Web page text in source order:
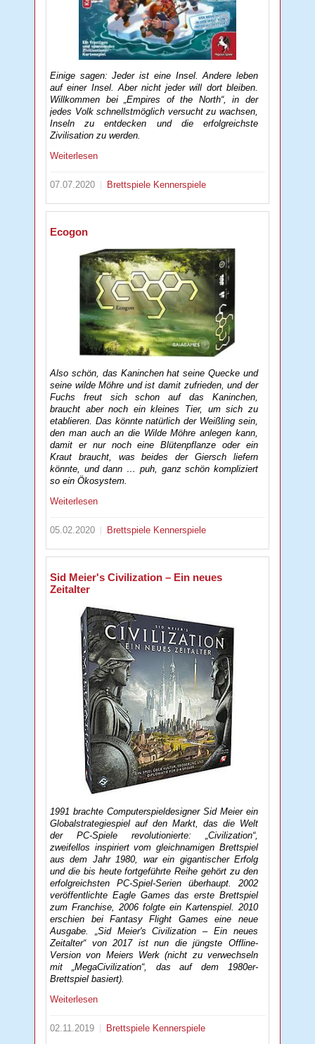
Einige sagen: Jeder ist eine Insel. Andere leben
auf einer Insel. Aber nicht jeder will dort bleiben.
Willkommen bei „Empires of the North“, in der
jedes Volk schnellstmöglich versucht zu wachsen,
Inseln zu entdecken und die erfolgreichste
Zivilisation zu werden.
Weiterlesen
07.07.2020 Brettspiele Kennerspiele
Ecogon
Also schön, das Kaninchen hat seine Quecke und
seine wilde Möhre und ist damit zufrieden, und der
Fuchs freut sich schon auf das Kaninchen,
braucht aber noch ein kleines Tier, um sich zu
etablieren. Das könnte natürlich der Weißling sein,
den man auch an die Wilde Möhre anlegen kann,
damit er nur noch eine Blütenpflanze oder ein
Kraut braucht, was beides der Giersch liefern
könnte, und dann … puh, ganz schön kompliziert
so ein Ökosystem.
Weiterlesen
05.02.2020 Brettspiele Kennerspiele
Sid Meier's Civilization – Ein neues
Zeitalter
1991 brachte Computerspieldesigner Sid Meier ein
Globalstrategiespiel auf den Markt, das die Welt
der PC-Spiele revolutionierte: „Civilization“,
zweifellos inspiriert vom gleichnamigen Brettspiel
aus dem Jahr 1980, war ein gigantischer Erfolg
und die bis heute fortgeführte Reihe gehört zu den
erfolgreichsten PC-Spiel-Serien überhaupt. 2002
veröffentlichte Eagle Games das erste Brettspiel
zum Franchise, 2006 folgte ein Kartenspiel. 2010
erschien bei Fantasy Flight Games eine neue
Ausgabe. „Sid Meier's Civilization – Ein neues
Zeitalter“ von 2017 ist nun die jüngste Offline-
Version von Meiers Werk (nicht zu verwechseln
mit „MegaCivilization“, das auf dem 1980er-
Brettspiel basiert).
Weiterlesen
02.11.2019 Brettspiele Kennerspiele